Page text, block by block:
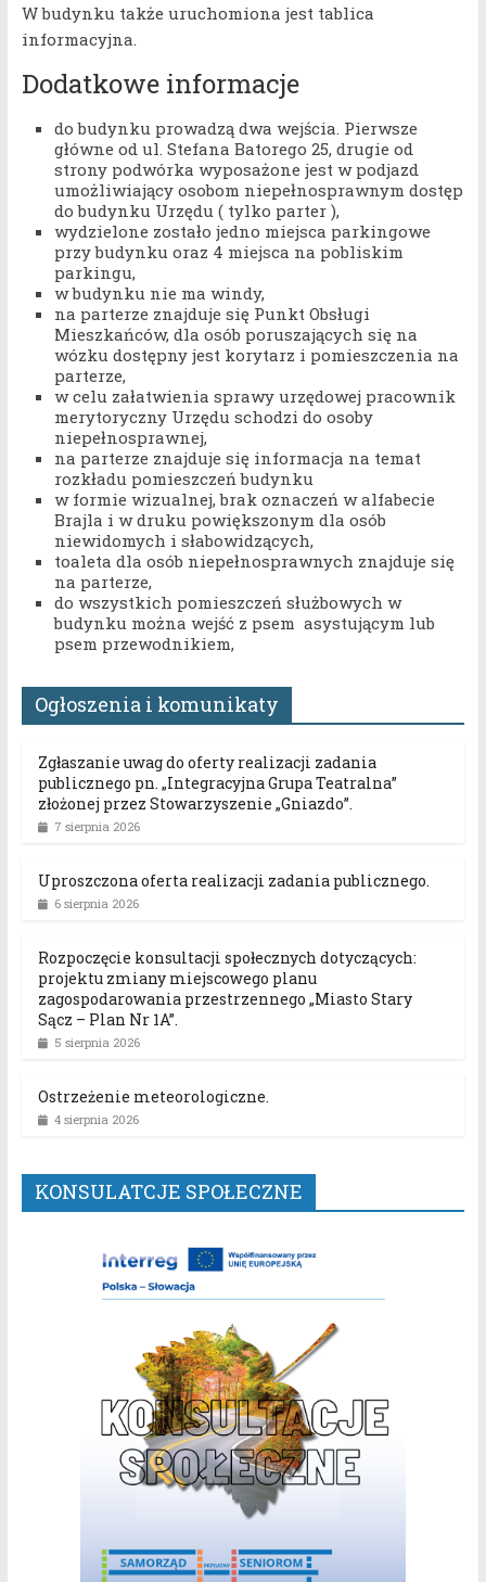
W budynku także uruchomiona jest tablica
informacyjna.
Dodatkowe informacje
do budynku prowadzą dwa wejścia. Pierwsze
główne od ul. Stefana Batorego 25, drugie od
strony podwórka wyposażone jest w podjazd
umożliwiający osobom niepełnosprawnym dostęp
do budynku Urzędu ( tylko parter ),
wydzielone zostało jedno miejsca parkingowe
przy budynku oraz 4 miejsca na pobliskim
parkingu,
w budynku nie ma windy,
na parterze znajduje się Punkt Obsługi
Mieszkańców, dla osób poruszających się na
wózku dostępny jest korytarz i pomieszczenia na
parterze,
w celu załatwienia sprawy urzędowej pracownik
merytoryczny Urzędu schodzi do osoby
niepełnosprawnej,
na parterze znajduje się informacja na temat
rozkładu pomieszczeń budynku
w formie wizualnej, brak oznaczeń w alfabecie
Brajla i w druku powiększonym dla osób
niewidomych i słabowidzących,
toaleta dla osób niepełnosprawnych znajduje się
na parterze,
do wszystkich pomieszczeń służbowych w
budynku można wejść z psem asystującym lub
psem przewodnikiem,
Ogłoszenia i komunikaty
Zgłaszanie uwag do oferty realizacji zadania
publicznego pn. „Integracyjna Grupa Teatralna”
złożonej przez Stowarzyszenie „Gniazdo”.
7 sierpnia 2026
Uproszczona oferta realizacji zadania publicznego.
6 sierpnia 2026
Rozpoczęcie konsultacji społecznych dotyczących:
projektu zmiany miejscowego planu
zagospodarowania przestrzennego „Miasto Stary
Sącz – Plan Nr 1A”.
5 sierpnia 2026
Ostrzeżenie meteorologiczne.
4 sierpnia 2026
KONSULATCJE SPOŁECZNE